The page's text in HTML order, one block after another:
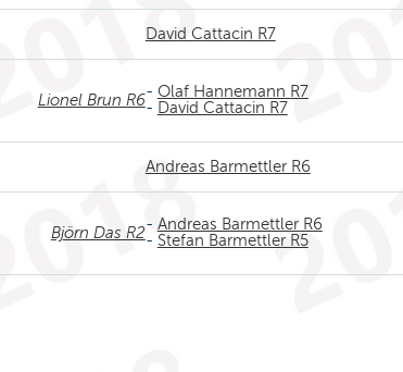
David Cattacin R7
Lionel Brun R6- Olaf Hannemann R7
- David Cattacin R7
Andreas Barmettler R6
Björn Das R2- Andreas Barmettler R6
- Stefan Barmettler R5